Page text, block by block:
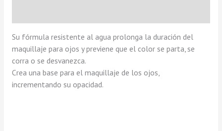
Su fórmula resistente al agua prolonga la duración del
maquillaje para ojos y previene que el color se parta, se
corra o se desvanezca.
Crea una base para el maquillaje de los ojos,
incrementando su opacidad.